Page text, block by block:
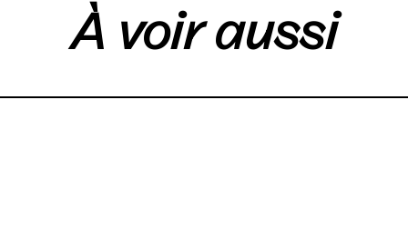
À voir aussi